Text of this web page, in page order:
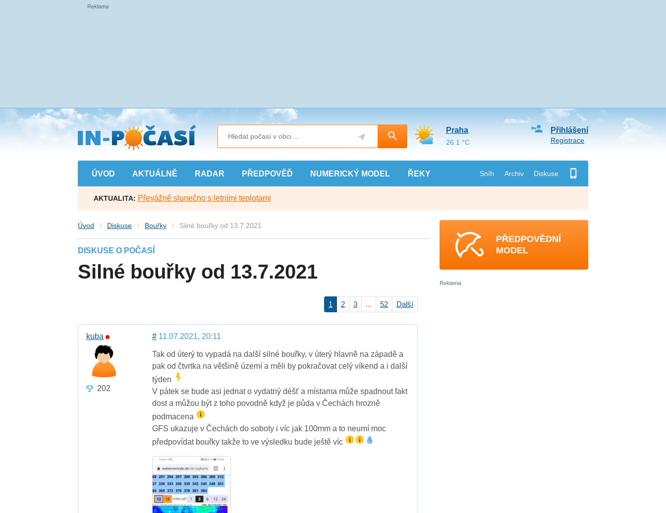
Přejít
na
hlavní
obsah
ÚVOD AKTUÁLNĚ RADAR PŘEDPOVĚĎ NUMERICKÝ MODEL ŘEKY Sníh Archiv Diskuse
Přihlášení
Registrace
Praha
26.1 °C
AKTUALITA: Převážně slunečno s letními teplotami
Úvod Diskuse Bouřky Silné bouřky od 13.7.2021
DISKUSE O POČASÍ
Silné bouřky od 13.7.2021
1 2 3 ... 52 Další
kuba
202
#11.07.2021, 20:11
Tak od úterý to vypadá na další silné bouřky, v úterý hlavně na západě a
pak od čtvrtka na většině území a měli by pokračovat celý víkend a i další
týden
V pátek se bude asi jednat o vydatný déšť a místama může spadnout fakt
dost a můžou být z toho povodně když je půda v Čechách hrozně
podmacena
GFS ukazuje v Čechách do soboty i víc jak 100mm a to neumí moc
předpovídat bouřky takže to ve výsledku bude ještě víc
PŘEDPOVĚDNÍ
MODEL